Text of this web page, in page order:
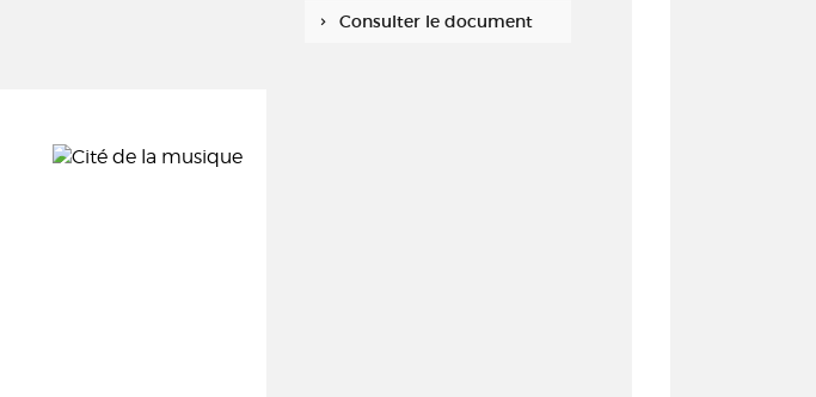
Consulter le document